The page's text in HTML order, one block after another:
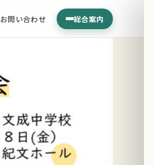
お問い合わせ 総合案内